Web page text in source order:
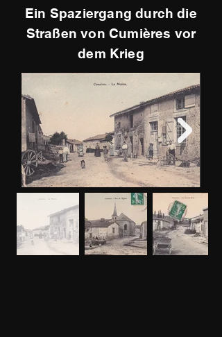
Ein Spaziergang durch die
Straßen von Cumières vor
dem Krieg